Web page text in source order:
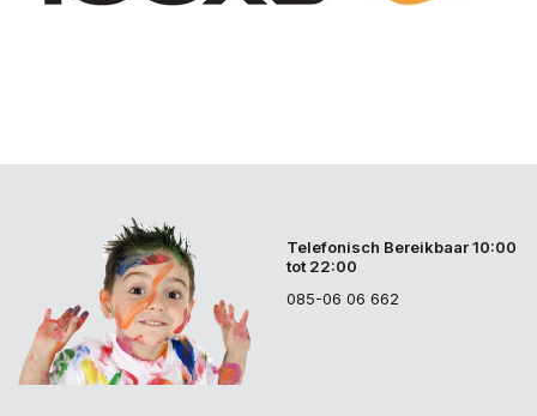
Telefonisch Bereikbaar 10:00
tot 22:00
085-06 06 662